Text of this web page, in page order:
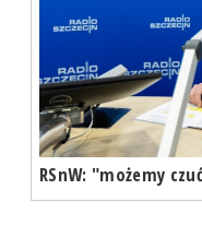
RSnW: "możemy